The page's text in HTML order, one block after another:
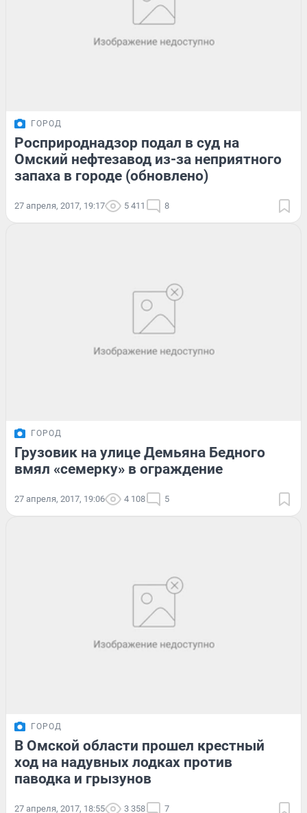
ГОРОД
Росприроднадзор подал в суд на
Омский нефтезавод из-за неприятного
запаха в городе (обновлено)
27 апреля, 2017, 19:17 5 411 8
ГОРОД
Грузовик на улице Демьяна Бедного
вмял «семерку» в ограждение
27 апреля, 2017, 19:06 4 108 5
ГОРОД
В Омской области прошел крестный
ход на надувных лодках против
паводка и грызунов
27 апреля, 2017, 18:55 3 358 7